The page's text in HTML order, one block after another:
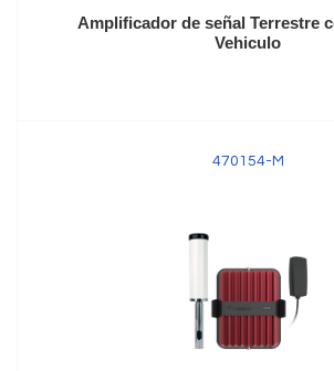
Amplificador de señal Terrestre
Vehiculo
470154-M